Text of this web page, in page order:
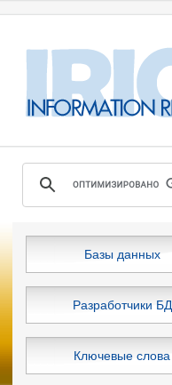
Базы данных
Разработчики БД
Ключевые слова